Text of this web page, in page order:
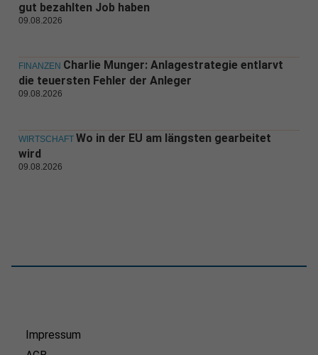
gut bezahlten Job haben
09.08.2026
FINANZEN Charlie Munger: Anlagestrategie entlarvt
die teuersten Fehler der Anleger
09.08.2026
WIRTSCHAFT Wo in der EU am längsten gearbeitet
wird
09.08.2026
Impressum